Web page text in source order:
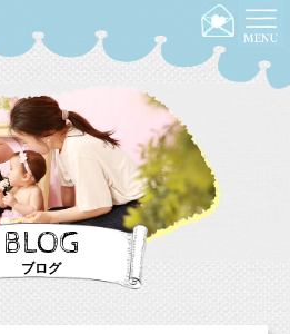
BLOG
ブログ